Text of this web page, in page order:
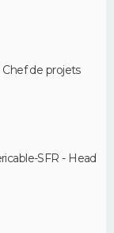
de projets
SFR - Head